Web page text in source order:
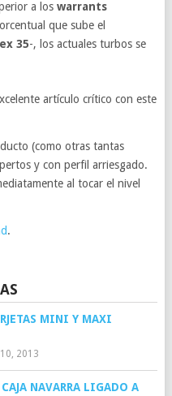
a loswarrants
que sube el
35-, los actuales turbos se
artículo crítico con este
(como otras tantas
y con perfil arriesgado.
al tocar el nivel
.
MINI Y MAXI
10, 2013
NAVARRA LIGADO A